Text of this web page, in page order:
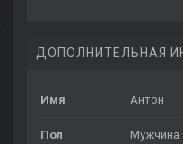
ДОПОЛНИТЕЛЬНАЯ
Имя Антон
Пол Мужчина